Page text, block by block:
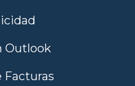
Outlook
Facturas